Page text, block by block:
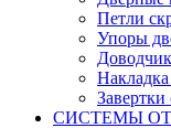
Петли
Упоры
Накладка
Завертки
СИСТЕМЫ